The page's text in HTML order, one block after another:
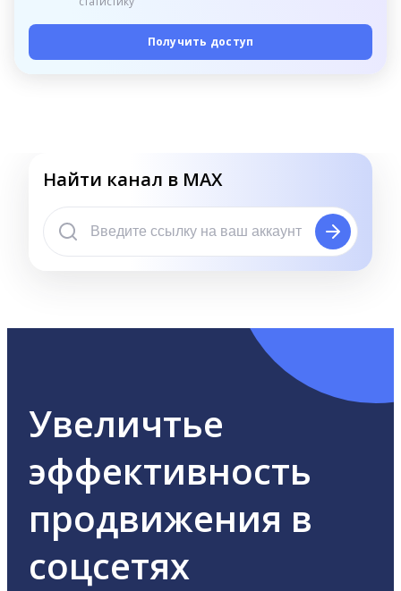
Получить доступ
Найти канал в MAX
Увеличтье
эффективность
продвижения в
соцсетях